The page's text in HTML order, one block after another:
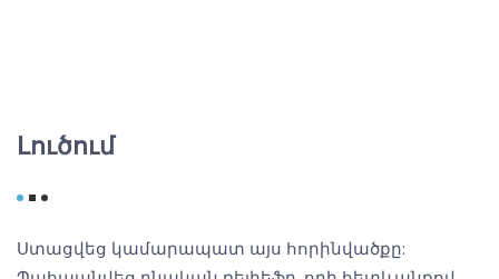
Լուծում
Ստացվեց կամարապատ այս հորինվածքը: